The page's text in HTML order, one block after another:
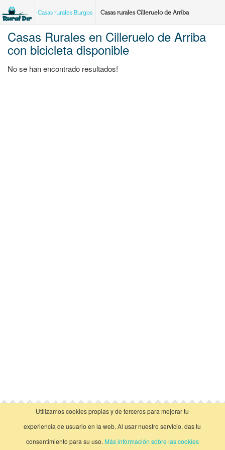
Casas rurales Burgos Casas rurales Cilleruelo de Arriba
Casas Rurales en Cilleruelo de Arriba
con bicicleta disponible
No se han encontrado resultados!
Utilizamos cookies propias y de terceros para mejorar tu
experiencia de usuario en la web. Al usar nuestro servicio, das tu
consentimiento para su uso. Más información sobre las cookies
vista clásica